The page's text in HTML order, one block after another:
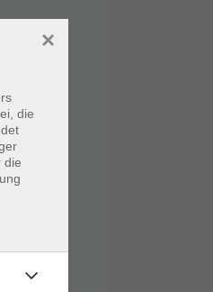
die
die
×